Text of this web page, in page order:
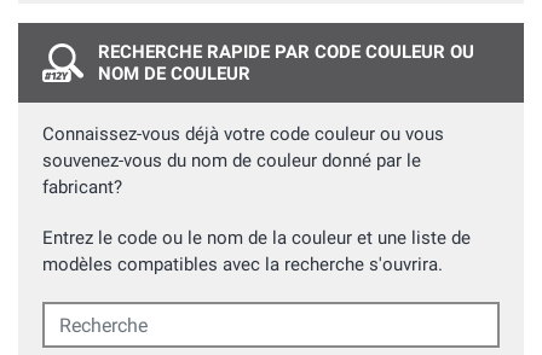
RECHERCHE RAPIDE PAR CODE COULEUR OU
NOM DE COULEUR
Connaissez-vous déjà votre code couleur ou vous
souvenez-vous du nom de couleur donné par le
fabricant?
Entrez le code ou le nom de la couleur et une liste de
modèles compatibles avec la recherche s'ouvrira.
Recherche